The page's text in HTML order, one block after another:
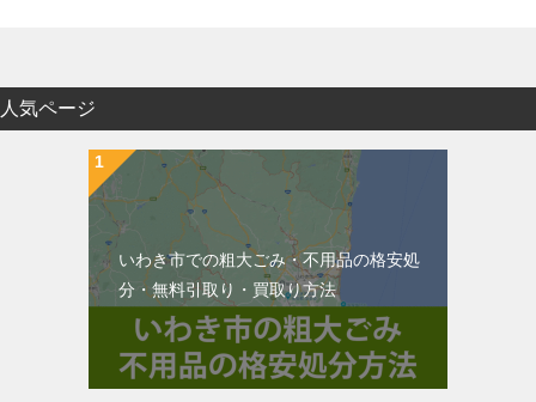
人気ページ
いわき市での粗大ごみ・不用品の格安処
分・無料引取り・買取り方法